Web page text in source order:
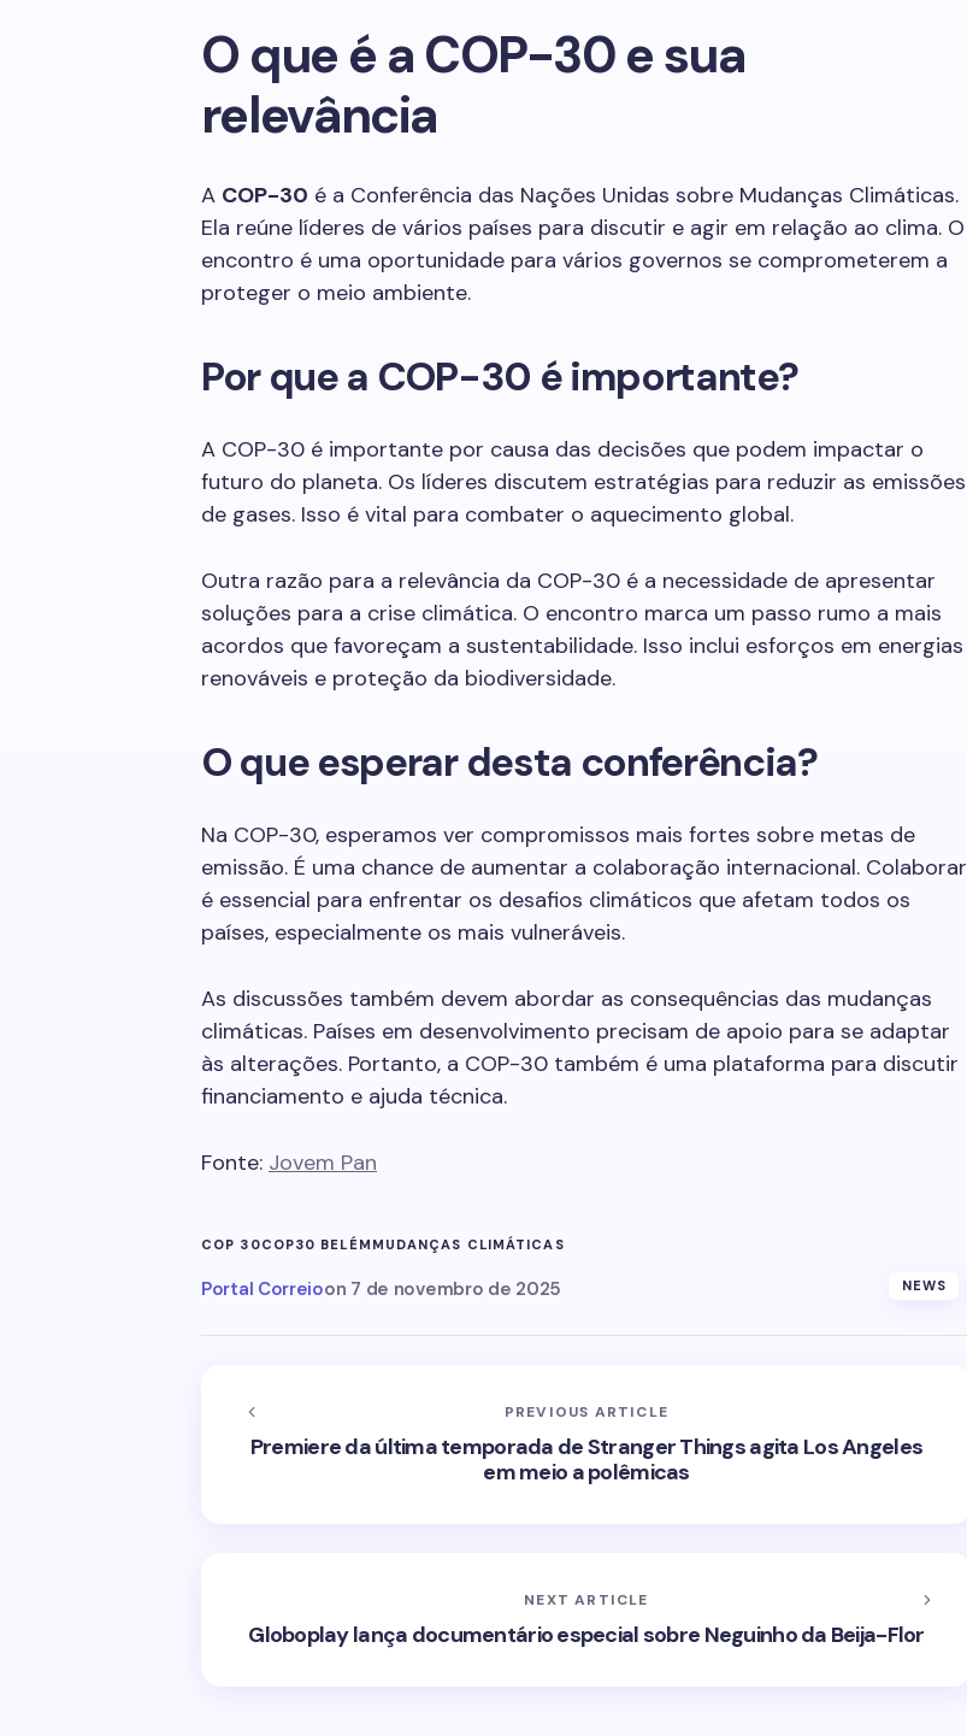
O que é a COP-30 e sua
relevância
A COP-30 é a Conferência das Nações Unidas sobre Mudanças Climáticas.
Ela reúne líderes de vários países para discutir e agir em relação ao clima. O
encontro é uma oportunidade para vários governos se comprometerem a
proteger o meio ambiente.
Por que a COP-30 é importante?
A COP-30 é importante por causa das decisões que podem impactar o
futuro do planeta. Os líderes discutem estratégias para reduzir as emissões
de gases. Isso é vital para combater o aquecimento global.
Outra razão para a relevância da COP-30 é a necessidade de apresentar
soluções para a crise climática. O encontro marca um passo rumo a mais
acordos que favoreçam a sustentabilidade. Isso inclui esforços em energias
renováveis e proteção da biodiversidade.
O que esperar desta conferência?
Na COP-30, esperamos ver compromissos mais fortes sobre metas de
emissão. É uma chance de aumentar a colaboração internacional. Colaborar
é essencial para enfrentar os desafios climáticos que afetam todos os
países, especialmente os mais vulneráveis.
As discussões também devem abordar as consequências das mudanças
climáticas. Países em desenvolvimento precisam de apoio para se adaptar
às alterações. Portanto, a COP-30 também é uma plataforma para discutir
financiamento e ajuda técnica.
Fonte: Jovem Pan
COP 30COP30 BELÉM MUDANÇAS CLIMÁTICAS
Portal Correioon 7 de novembro de 2025 NEWS
PREVIOUS ARTICLE
Premiere da última temporada de Stranger Things agita Los Angeles
em meio a polêmicas
NEXT ARTICLE
Globoplay lança documentário especial sobre Neguinho da Beija-Flor